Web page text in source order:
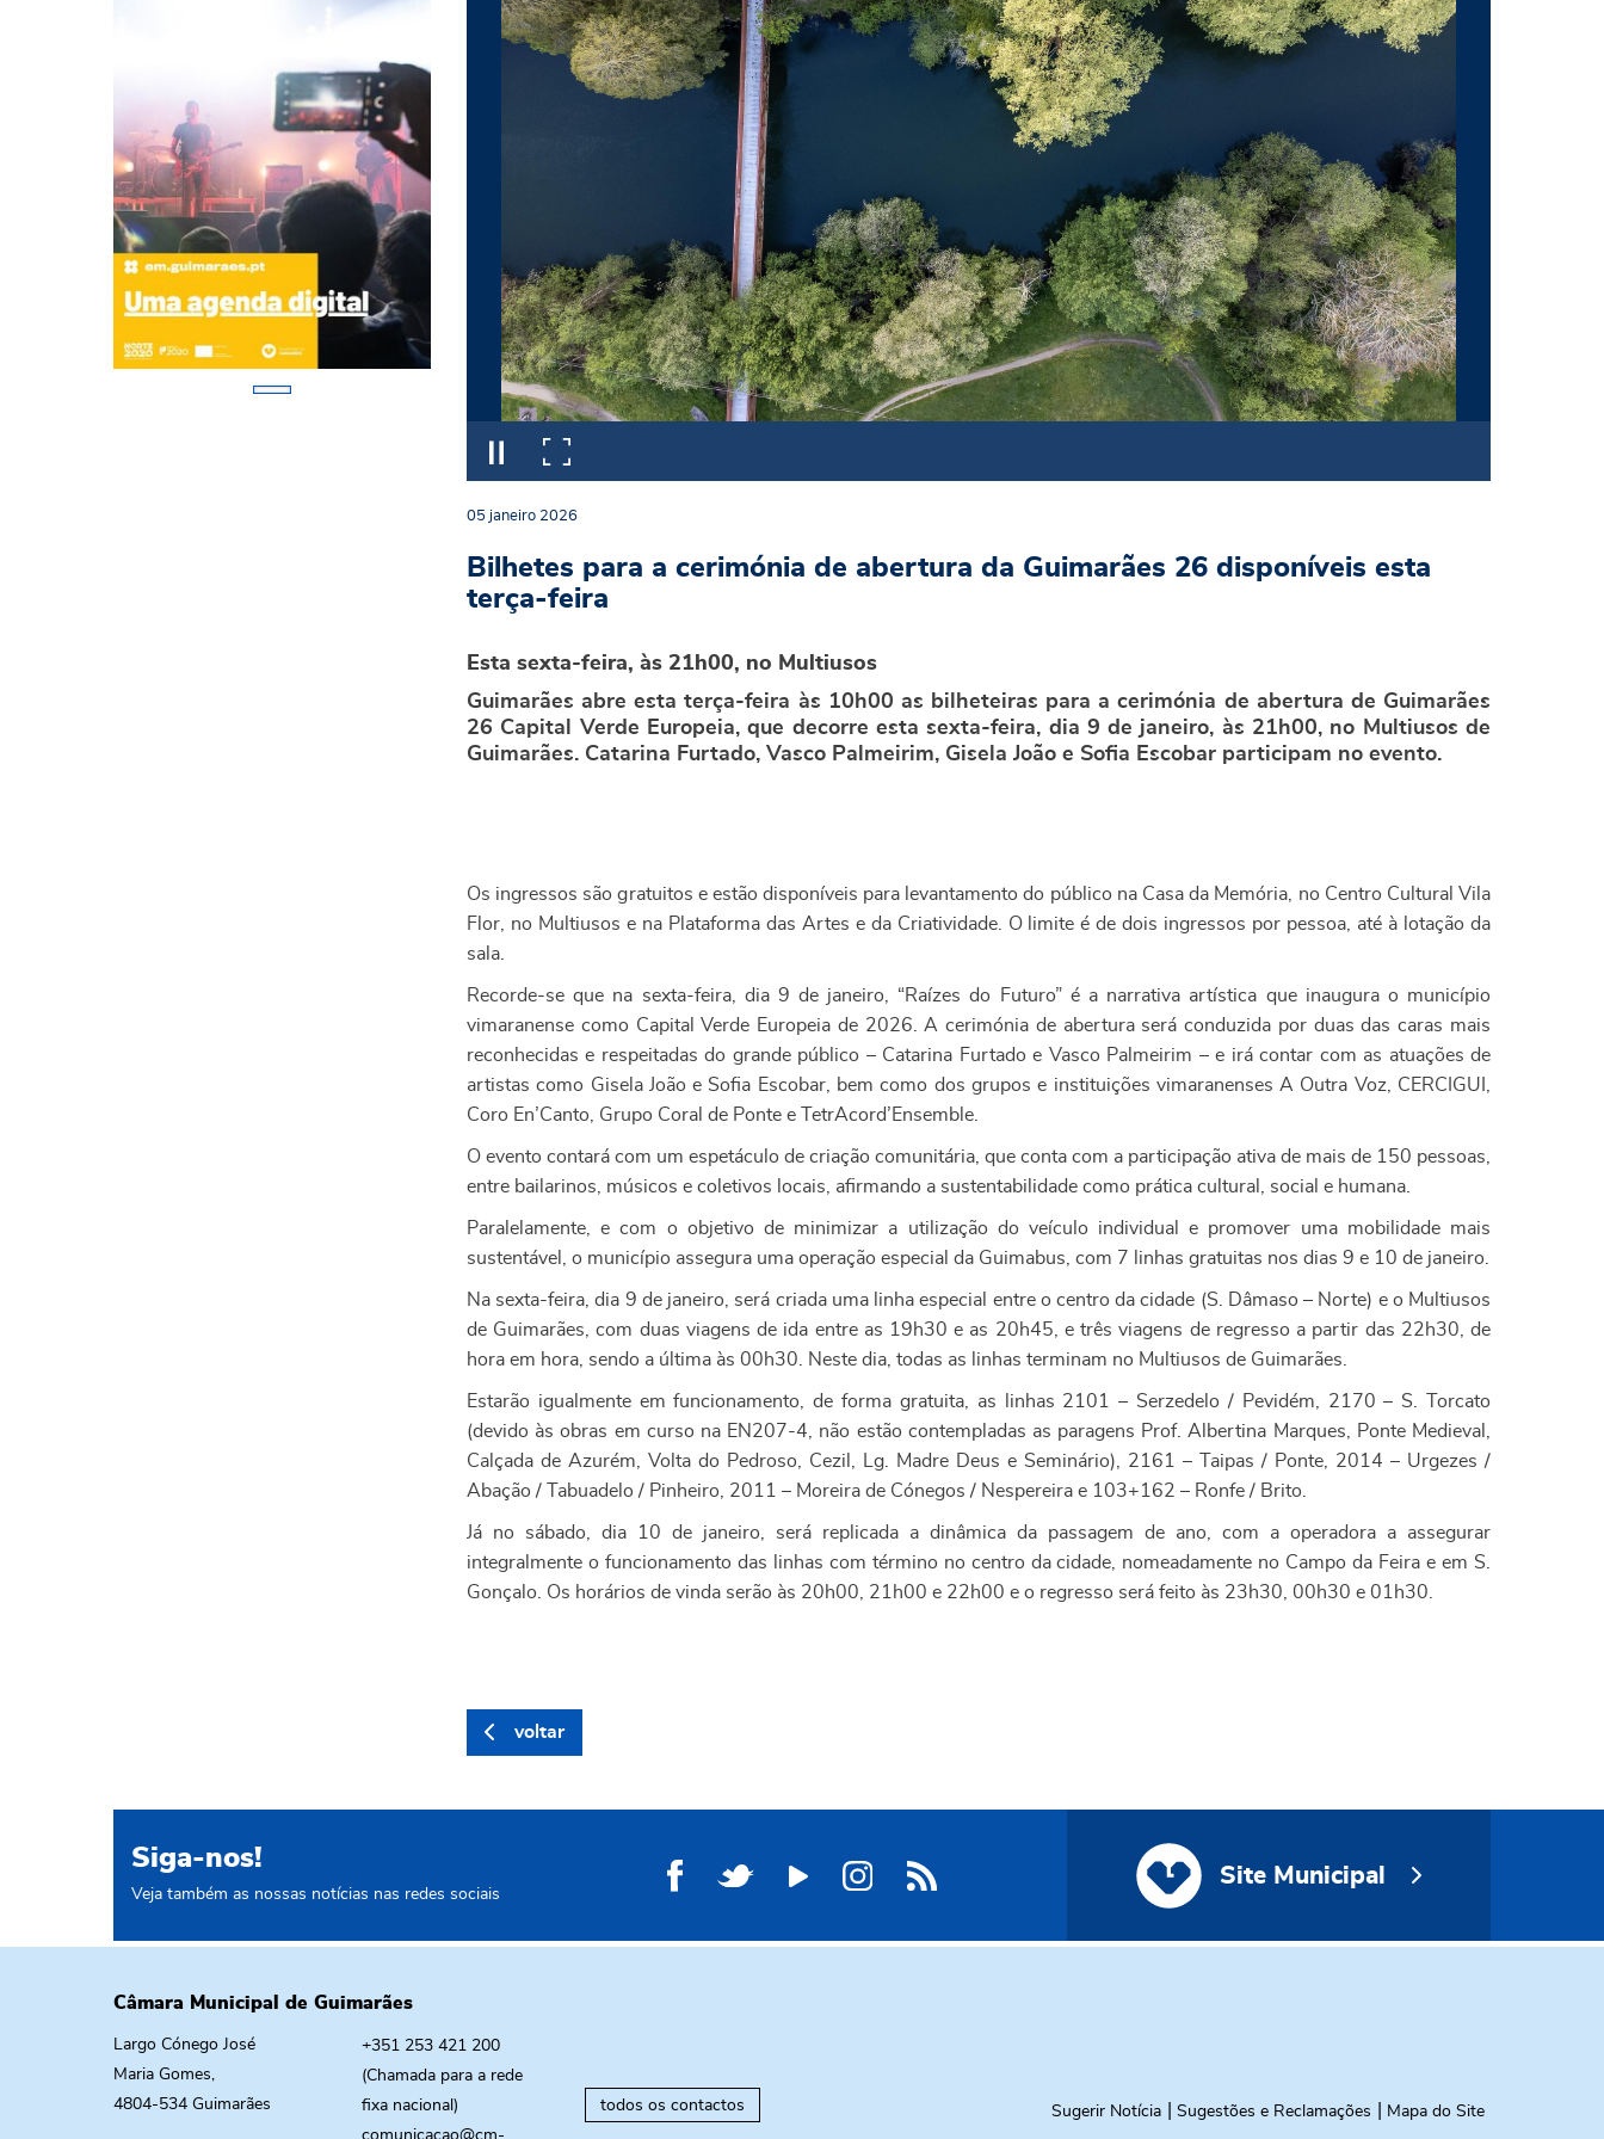
05 janeiro 2026
Bilhetes para a cerimónia de abertura da Guimarães 26 disponíveis esta
terça-feira
Esta sexta-feira, às 21h00, no Multiusos
Guimarães abre esta terça-feira às 10h00 as bilheteiras para a cerimónia de abertura de Guimarães
26 Capital Verde Europeia, que decorre esta sexta-feira, dia 9 de janeiro, às 21h00, no Multiusos de
Guimarães. Catarina Furtado, Vasco Palmeirim, Gisela João e Sofia Escobar participam no evento.
Os ingressos são gratuitos e estão disponíveis para levantamento do público na Casa da Memória, no Centro Cultural Vila
Flor, no Multiusos e na Plataforma das Artes e da Criatividade. O limite é de dois ingressos por pessoa, até à lotação da
sala.
Recorde-se que na sexta-feira, dia 9 de janeiro, “Raízes do Futuro” é a narrativa artística que inaugura o município
vimaranense como Capital Verde Europeia de 2026. A cerimónia de abertura será conduzida por duas das caras mais
reconhecidas e respeitadas do grande público – Catarina Furtado e Vasco Palmeirim – e irá contar com as atuações de
artistas como Gisela João e Sofia Escobar, bem como dos grupos e instituições vimaranenses A Outra Voz, CERCIGUI,
Coro En’Canto, Grupo Coral de Ponte e TetrAcord’Ensemble.
O evento contará com um espetáculo de criação comunitária, que conta com a participação ativa de mais de 150 pessoas,
entre bailarinos, músicos e coletivos locais, afirmando a sustentabilidade como prática cultural, social e humana.
Paralelamente, e com o objetivo de minimizar a utilização do veículo individual e promover uma mobilidade mais
sustentável, o município assegura uma operação especial da Guimabus, com 7 linhas gratuitas nos dias 9 e 10 de janeiro.
Na sexta-feira, dia 9 de janeiro, será criada uma linha especial entre o centro da cidade (S. Dâmaso – Norte) e o Multiusos
de Guimarães, com duas viagens de ida entre as 19h30 e as 20h45, e três viagens de regresso a partir das 22h30, de
hora em hora, sendo a última às 00h30. Neste dia, todas as linhas terminam no Multiusos de Guimarães.
Estarão igualmente em funcionamento, de forma gratuita, as linhas 2101 – Serzedelo / Pevidém, 2170 – S. Torcato
(devido às obras em curso na EN207-4, não estão contempladas as paragens Prof. Albertina Marques, Ponte Medieval,
Calçada de Azurém, Volta do Pedroso, Cezil, Lg. Madre Deus e Seminário), 2161 – Taipas / Ponte, 2014 – Urgezes /
Abação / Tabuadelo / Pinheiro, 2011 – Moreira de Cónegos / Nespereira e 103+162 – Ronfe / Brito.
Já no sábado, dia 10 de janeiro, será replicada a dinâmica da passagem de ano, com a operadora a assegurar
integralmente o funcionamento das linhas com término no centro da cidade, nomeadamente no Campo da Feira e em S.
Gonçalo. Os horários de vinda serão às 20h00, 21h00 e 22h00 e o regresso será feito às 23h30, 00h30 e 01h30.
voltar
Siga-nos!
Veja também as nossas notícias nas redes sociais
Site Municipal
Câmara Municipal de Guimarães
Largo Cónego José
Maria Gomes,
4804-534 Guimarães
+351 253 421 200
(Chamada para a rede
fixa nacional)
comunicacao@cm-
todos os contactos Sugerir Notícia Sugestões e Reclamações Mapa do Site